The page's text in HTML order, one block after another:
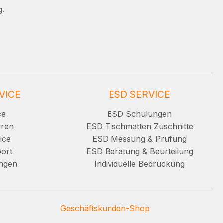
ESD SERVICE
ESD Schulungen
ESD Tischmatten Zuschnitte
ESD Messung & Prüfung
ESD Beratung & Beurteilung
Individuelle Bedruckung
Geschäftskunden-Shop